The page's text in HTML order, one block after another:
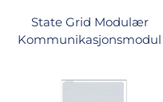
State Grid Modulær
Kommunikasjonsmodul